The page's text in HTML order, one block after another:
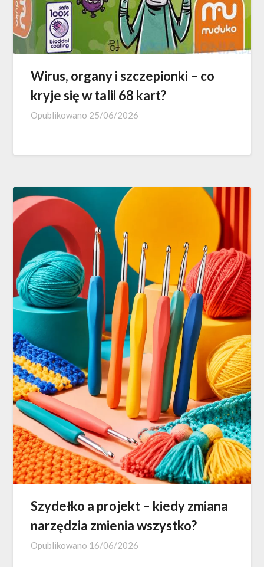
Wirus, organy i szczepionki – co
kryje się w talii 68 kart?
Opublikowano 25/06/2026
Szydełko a projekt – kiedy zmiana
narzędzia zmienia wszystko?
Opublikowano 16/06/2026